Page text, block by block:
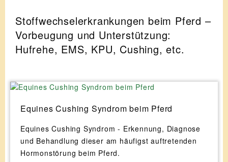
Stoffwechselerkrankungen beim Pferd –
Vorbeugung und Unterstützung:
Hufrehe, EMS, KPU, Cushing, etc.
Equines Cushing Syndrom beim Pferd
Equines Cushing Syndrom - Erkennung, Diagnose
und Behandlung dieser am häufigst auftretenden
Hormonstörung beim Pferd.